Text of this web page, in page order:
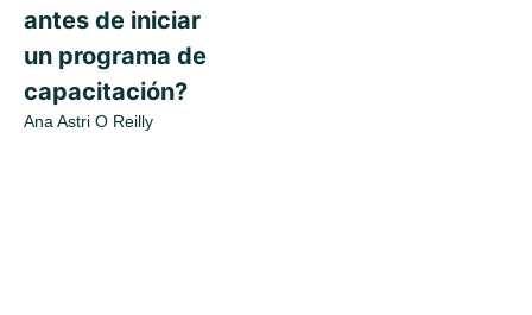
antes de iniciar
un programa de
capacitación?
Ana Astri O Reilly